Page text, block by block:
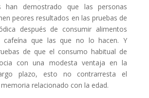
han demostrado que las personas
peores resultados en las pruebas de
después de consumir alimentos
cafeína que las que no lo hacen. Y
de que el consumo habitual de
con una modesta ventaja en la
plazo, esto no contrarresta el
relacionado con la edad.